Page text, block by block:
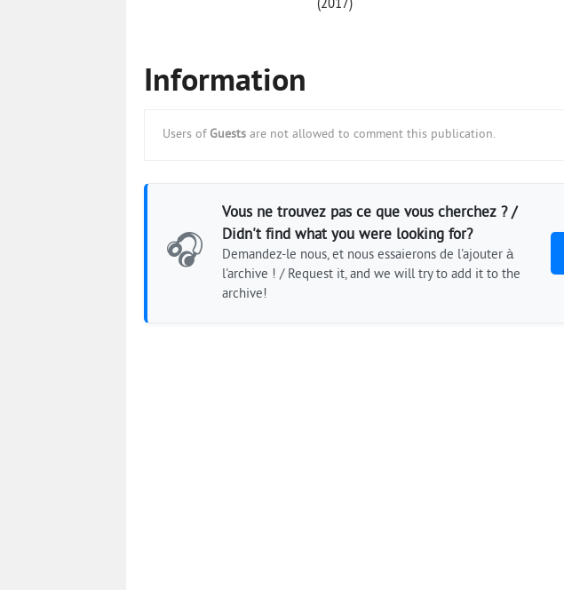
Information
Users of Guests are not allowed to comment this publication.
🎧
Vous ne trouvez pas ce que vous cherchez ? /
Didn't find what you were looking for?
Demandez-le nous, et nous essaierons de l'ajouter à
l'archive ! / Request it, and we will try to add it to the
archive!